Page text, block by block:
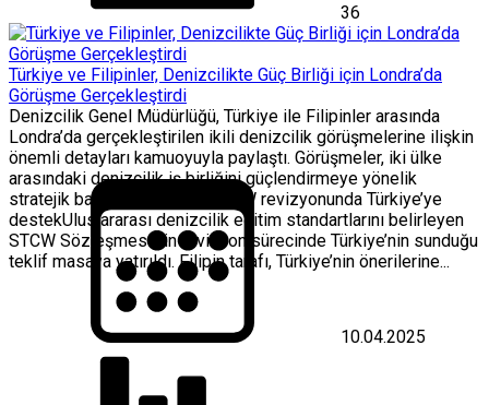
36
Türkiye ve Filipinler, Denizcilikte Güç Birliği için Londra’da
Görüşme Gerçekleştirdi
Denizcilik Genel Müdürlüğü, Türkiye ile Filipinler arasında
Londra’da gerçekleştirilen ikili denizcilik görüşmelerine ilişkin
önemli detayları kamuoyuyla paylaştı. Görüşmeler, iki ülke
arasındaki denizcilik iş birliğini güçlendirmeye yönelik
stratejik başlıkları içeriyor. STCW revizyonunda Türkiye’ye
destekUluslararası denizcilik eğitim standartlarını belirleyen
STCW Sözleşmesi’nin revizyon sürecinde Türkiye’nin sunduğu
teklif masaya yatırıldı. Filipin tarafı, Türkiye’nin önerilerine...
10.04.2025